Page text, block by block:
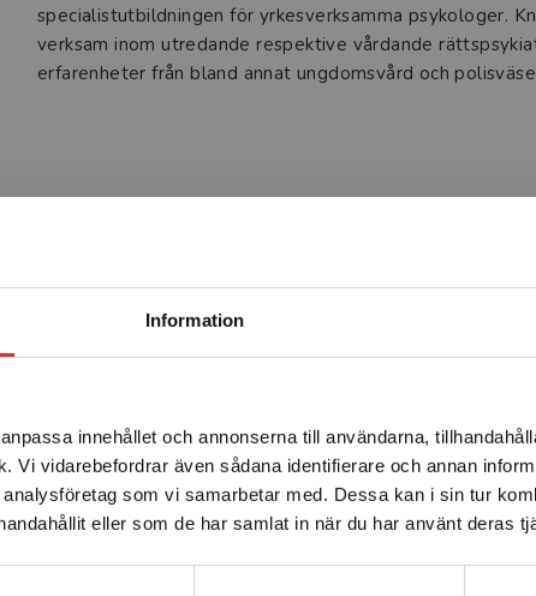
Information
innehållet och annonserna till användarna,
Vi vidarebefordrar även sådana identifierare och annan
som vi samarbetar med. Dessa kan i sin tur
eller som de har samlat in när du har använt deras
Begränsad fraktregion
som att du besöker studentlitteratur.se via en
Sverige. Vi erbjuder inte leveranser utanför
För att kunna slutföra ett köp måste
vara i Sverige.Läs mer
specialistutbildningen för yrkesverksamma psykologer.
verksam inom utredande respektive vårdande
erfarenheter från bland annat ungdomsvård och
Produkter